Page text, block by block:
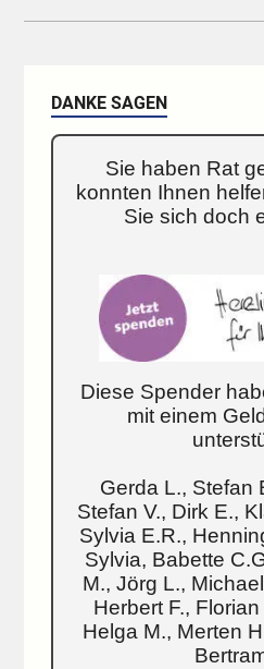
DANKE SAGEN
Sie haben Rat
konnten Ihnen
Sie sich doch
Diese Spender
mit einem
Gerda L., Stefan
Stefan V., Dirk E.,
Sylvia E.R.,
Sylvia, Babette
M., Jörg L.,
Herbert F.,
Helga M., Merten